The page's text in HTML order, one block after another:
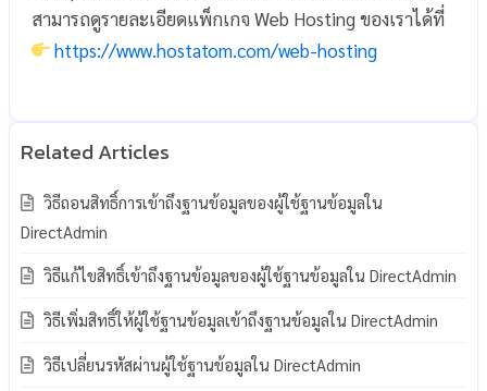
สามารถดูรายละเอียดแพ็กเกจ Web Hosting ของเราได้ที่
https://www.hostatom.com/web-hosting
วิธีถอนสิทธิ์การเข้าถึงฐานข้อมูลของผู้ใช้ฐานข้อมูลใน
DirectAdmin
วิธีแก้ไขสิทธิ์เข้าถึงฐานข้อมูลของผู้ใช้ฐานข้อมูลใน DirectAdmin
วิธีเพิ่มสิทธิ์ให้ผู้ใช้ฐานข้อมูลเข้าถึงฐานข้อมูลใน DirectAdmin
วิธีเปลี่ยนรหัสผ่านผู้ใช้ฐานข้อมูลใน DirectAdmin